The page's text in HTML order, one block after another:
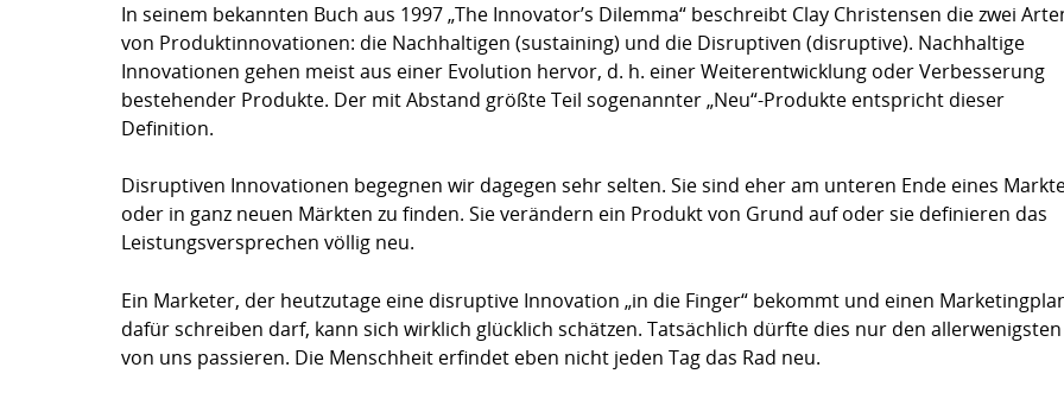
In seinem bekannten Buch aus 1997 „The Innovator’s Dilemma“ beschreibt Clay Christensen die zwei
von Produktinnovationen: die Nachhaltigen (sustaining) und die Disruptiven (disruptive). Nachhaltige
Innovationen gehen meist aus einer Evolution hervor, d. h. einer Weiterentwicklung oder Verbesserung
bestehender Produkte. Der mit Abstand größte Teil sogenannter „Neu“-Produkte entspricht dieser
Definition.
Disruptiven Innovationen begegnen wir dagegen sehr selten. Sie sind eher am unteren Ende eines
oder in ganz neuen Märkten zu finden. Sie verändern ein Produkt von Grund auf oder sie definieren das
Leistungsversprechen völlig neu.
Ein Marketer, der heutzutage eine disruptive Innovation „in die Finger“ bekommt und einen
dafür schreiben darf, kann sich wirklich glücklich schätzen. Tatsächlich dürfte dies nur den allerwenigsten
von uns passieren. Die Menschheit erfindet eben nicht jeden Tag das Rad neu.